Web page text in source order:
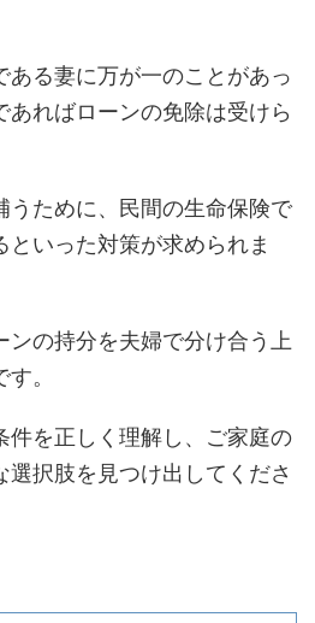
ある妻に万が一のことがあっ
あればローンの免除は受けら
うために、民間の生命保険で
いった対策が求められま
ンの持分を夫婦で分け合う上
。
件を正しく理解し、ご家庭の
択肢を見つけ出してくださ